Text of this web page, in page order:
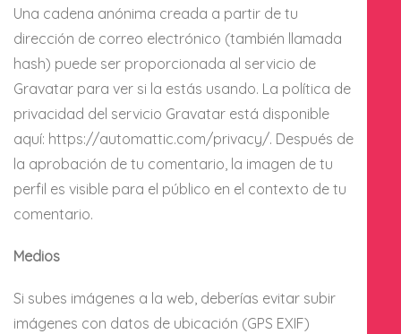
Una cadena anónima creada a partir de tu
dirección de correo electrónico (también llamada
hash) puede ser proporcionada al servicio de
Gravatar para ver si la estás usando. La política de
privacidad del servicio Gravatar está disponible
aquí: https://automattic.com/privacy/. Después de
la aprobación de tu comentario, la imagen de tu
perfil es visible para el público en el contexto de tu
comentario.
Medios
Si subes imágenes a la web, deberías evitar subir
imágenes con datos de ubicación (GPS EXIF)